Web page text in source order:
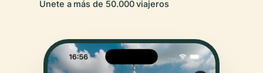
Únete a más de 50.000 viajeros